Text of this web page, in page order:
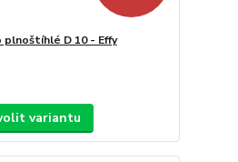
plnoštíhlé D 10 - Effy
variantu